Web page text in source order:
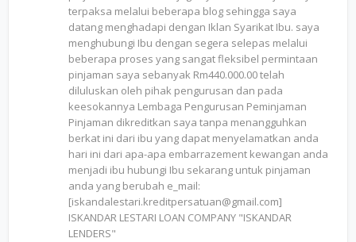
terpaksa melalui beberapa blog sehingga saya
datang menghadapi dengan Iklan Syarikat Ibu. saya
menghubungi Ibu dengan segera selepas melalui
beberapa proses yang sangat fleksibel permintaan
pinjaman saya sebanyak Rm440.000.00 telah
diluluskan oleh pihak pengurusan dan pada
keesokannya Lembaga Pengurusan Peminjaman
Pinjaman dikreditkan saya tanpa menangguhkan
berkat ini dari ibu yang dapat menyelamatkan anda
hari ini dari apa-apa embarrazement kewangan anda
menjadi ibu hubungi Ibu sekarang untuk pinjaman
anda yang berubah e_mail:
[iskandalestari.kreditpersatuan@gmail.com]
ISKANDAR LESTARI LOAN COMPANY "ISKANDAR
LENDERS"